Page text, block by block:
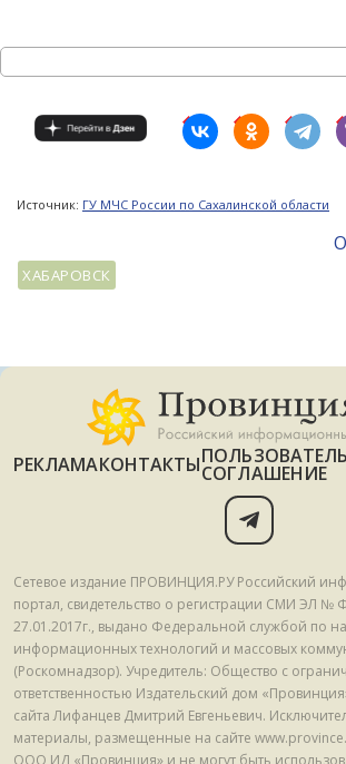
Источник: ГУ МЧС России по Сахалинской области
ХАБАРОВСК
РЕКЛАМАКОНТАКТЫСОГЛАШЕНИЕ
Сетевое издание ПРОВИНЦИЯ.РУ Российский
портал, свидетельство о регистрации СМИ ЭЛ №
27.01.2017г., выдано Федеральной службой по
информационных технологий и массовых
(Роскомнадзор). Учредитель: Общество с
ответственностью Издательский дом
сайта Лифанцев Дмитрий Евгеньевич.
материалы, размещенные на сайте
ООО ИД «Провинция» и не могут быть